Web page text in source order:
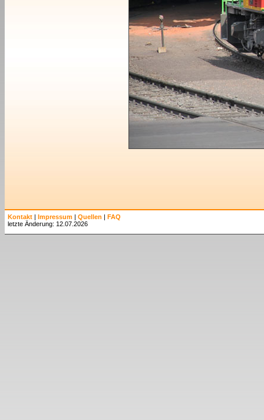
Kontakt | Impressum | Quellen | FAQ
letzte Änderung: 12.07.2026